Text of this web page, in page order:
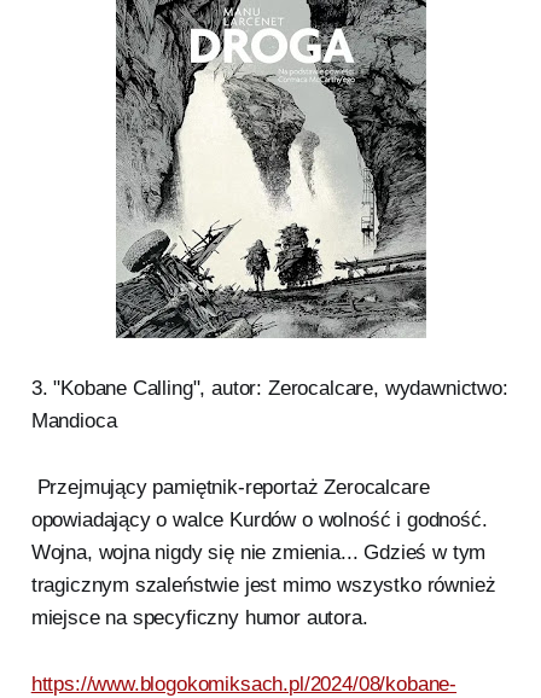
3. "Kobane Calling", autor: Zerocalcare, wydawnictwo:
Mandioca
Przejmujący pamiętnik-reportaż Zerocalcare
opowiadający o walce Kurdów o wolność i godność.
Wojna, wojna nigdy się nie zmienia... Gdzieś w tym
tragicznym szaleństwie jest mimo wszystko również
miejsce na specyficzny humor autora.
https://www.blogokomiksach.pl/2024/08/kobane-